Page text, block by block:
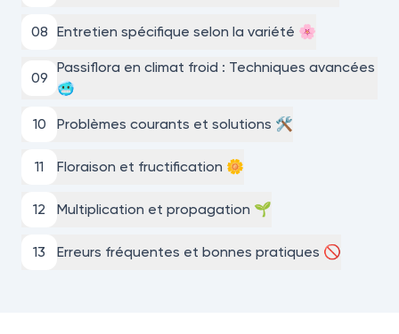
08 Entretien spécifique selon la variété 🌸
09
Passiflora en climat froid : Techniques avancées
🥶
10 Problèmes courants et solutions 🛠️
11 Floraison et fructification 🌼
12 Multiplication et propagation 🌱
13 Erreurs fréquentes et bonnes pratiques 🚫